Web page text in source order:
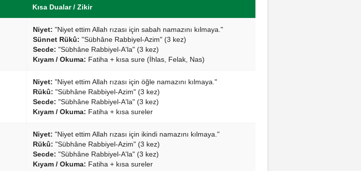
Kısa Dualar / Zikir
Niyet: "Niyet ettim Allah rızası için sabah namazını kılmaya."
Sünnet Rükû: "Sübhâne Rabbiyel-Azim" (3 kez)
Secde: "Sübhâne Rabbiyel-A'la" (3 kez)
Kıyam / Okuma: Fatiha + kısa sure (İhlas, Felak, Nas)
Niyet: "Niyet ettim Allah rızası için öğle namazını kılmaya."
Rükû: "Sübhâne Rabbiyel-Azim" (3 kez)
Secde: "Sübhâne Rabbiyel-A'la" (3 kez)
Kıyam / Okuma: Fatiha + kısa sureler
Niyet: "Niyet ettim Allah rızası için ikindi namazını kılmaya."
Rükû: "Sübhâne Rabbiyel-Azim" (3 kez)
Secde: "Sübhâne Rabbiyel-A'la" (3 kez)
Kıyam / Okuma: Fatiha + kısa sureler